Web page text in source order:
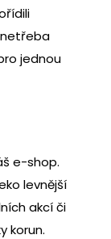
jednou
e-shop.
levnější
akcí či
korun.